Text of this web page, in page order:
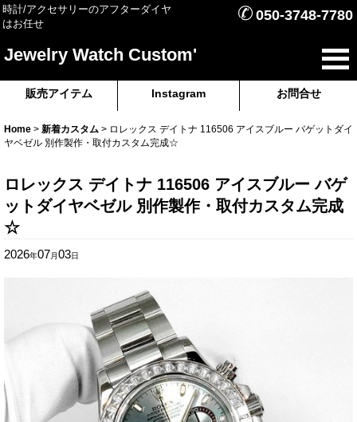
時計/アクセサリーのアフターダイヤ
はお任せ
✆ 050-3748-7780
Jewelry Watch Custom'
販売アイテム Instagram お問合せ
Home > 新着カスタム > ロレックス デイトナ 116506 アイスブルー バゲットダイ
ヤベゼル 別作製作・取付カスタム完成☆
ロレックス デイトナ 116506 アイスブルー バゲ
ットダイヤベゼル 別作製作・取付カスタム完成
☆
2026年07月03日